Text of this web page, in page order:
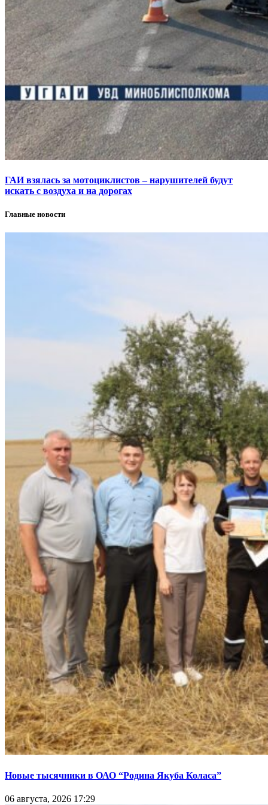
ГАИ взялась за мотоциклистов – нарушителей будут
искать с воздуха и на дорогах
Главные новости
Новые тысячники в ОАО “Родина Якуба Коласа”
06 августа, 2026 17:29